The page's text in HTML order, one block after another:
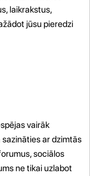
laikrakstus,
jūsu pieredzi
vairāk
ar dzimtās
sociālos
ne tikai uzlabot